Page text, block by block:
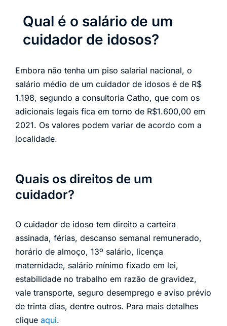
Qual é o salário de um
cuidador de idosos?
Embora não tenha um piso salarial nacional, o
salário médio de um cuidador de idosos é de R$
1.198, segundo a consultoria Catho, que com os
adicionais legais fica em torno de R$1.600,00 em
2021. Os valores podem variar de acordo com a
localidade.
Quais os direitos de um
cuidador?
O cuidador de idoso tem direito a carteira
assinada, férias, descanso semanal remunerado,
horário de almoço, 13º salário, licença
maternidade, salário mínimo fixado em lei,
estabilidade no trabalho em razão de gravidez,
vale transporte, seguro desemprego e aviso prévio
de trinta dias, dentre outros. Para mais detalhes
clique aqui.